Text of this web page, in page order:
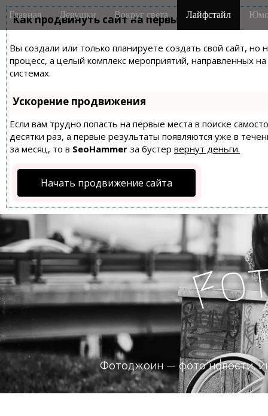
Как продвинуть сайт на первые места?
Вы создали или только планируете создать свой сайт,
процесс, а целый комплекс мероприятий, направленных
системах.
Ускорение продвижения
Если вам трудно попасть на первые места в поиске
десятки раз, а первые результаты появляются уже в
за месяц, то в SeoHammer за бустер вернут деньги.
Начать продвижение сайта
M
a
n
m
e
n
u
i
Главная Девушки Вокруг света Лайфстайл
Fo
Фотоджоин — фото новости,